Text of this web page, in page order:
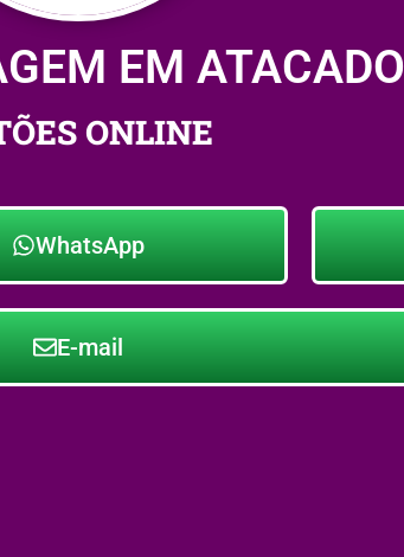
EM ATACADO
ONLINE
WhatsApp
E-mail